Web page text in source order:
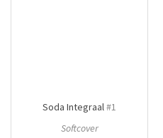
Soda Integraal#1
Softcover